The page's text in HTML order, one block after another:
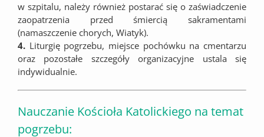
w szpitalu, należy również postarać się o zaświadczenie
zaopatrzenia przed śmiercią sakramentami
(namaszczenie chorych, Wiatyk).
4. Liturgię pogrzebu, miejsce pochówku na cmentarzu
oraz pozostałe szczegóły organizacyjne ustala się
indywidualnie.
Nauczanie Kościoła Katolickiego na temat
pogrzebu: